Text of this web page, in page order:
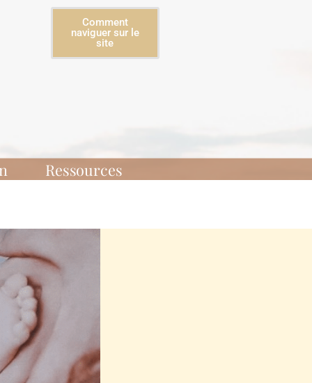
Comment
naviguer sur le
site
Ressources